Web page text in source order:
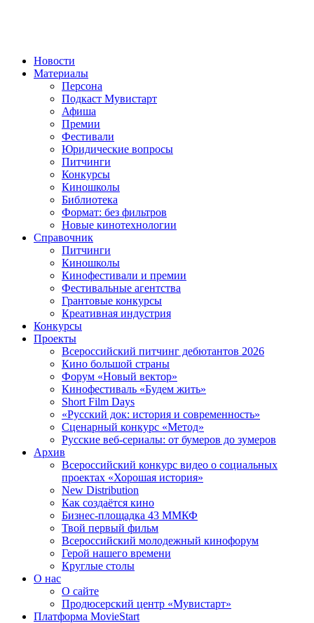
Новости
Материалы
Персона
Подкаст Мувистарт
Афиша
Премии
Фестивали
Юридические вопросы
Питчинги
Конкурсы
Киношколы
Библиотека
Формат: без фильтров
Новые кинотехнологии
Справочник
Питчинги
Киношколы
Кинофестивали и премии
Фестивальные агентства
Грантовые конкурсы
Креативная индустрия
Конкурсы
Проекты
Всероссийский питчинг дебютантов 2026
Кино большой страны
Форум «Новый вектор»
Кинофестиваль «Будем жить»
Short Film Days
«Русский док: история и современность»
Сценарный конкурс «Метод»
Русские веб-сериалы: от бумеров до зумеров
Архив
Всероссийский конкурс видео о социальных
проектах «Хорошая история»
New Distribution
Как создаётся кино
Бизнес-площадка 43 ММКФ
Твой первый фильм
Всероссийский молодежный кинофорум
Герой нашего времени
Круглые столы
О нас
О сайте
Продюсерский центр «Мувистарт»
Платформа MovieStart